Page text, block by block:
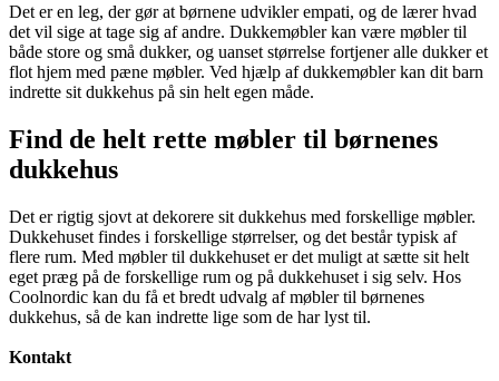
Det er en leg, der gør at børnene udvikler empati, og de lærer hvad
det vil sige at tage sig af andre. Dukkemøbler kan være møbler til
både store og små dukker, og uanset størrelse fortjener alle dukker et
flot hjem med pæne møbler. Ved hjælp af dukkemøbler kan dit barn
indrette sit dukkehus på sin helt egen måde.
Find de helt rette møbler til børnenes
dukkehus
Det er rigtig sjovt at dekorere sit dukkehus med forskellige møbler.
Dukkehuset findes i forskellige størrelser, og det består typisk af
flere rum. Med møbler til dukkehuset er det muligt at sætte sit helt
eget præg på de forskellige rum og på dukkehuset i sig selv. Hos
Coolnordic kan du få et bredt udvalg af møbler til børnenes
dukkehus, så de kan indrette lige som de har lyst til.
Kontakt